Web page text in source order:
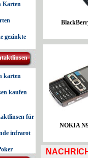
Karten
gezinkte
karten
kaufen
für
infrarot
NOKIA